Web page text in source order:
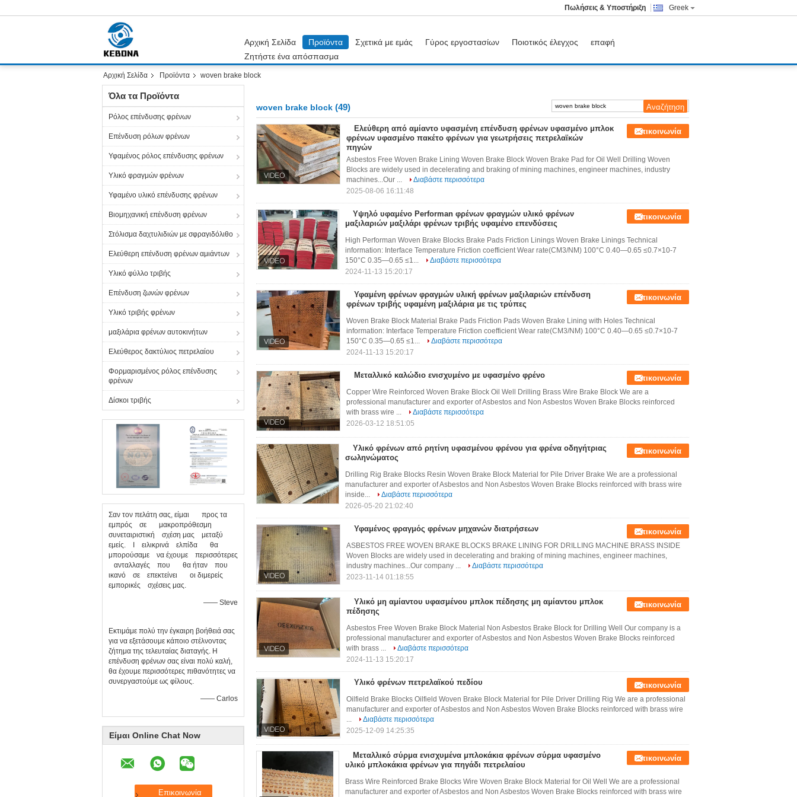
Greek
Πωλήσεις & Υποστήριξη
Αρχική Σελίδα Προϊόντα Σχετικά με εμάς Γύρος εργοστασίων Ποιοτικός έλεγχος
επαφή
Ζητήστε ένα απόσπασμα
Αρχική Σελίδα Προϊόντα woven brake block
Όλα τα Προϊόντα
Ρόλος επένδυσης φρένων
Επένδυση ρόλων φρένων
Υφαμένος ρόλος επένδυσης φρένων
Υλικό φραγμών φρένων
Υφαμένο υλικό επένδυσης φρένων
Βιομηχανική επένδυση φρένων
Στόλισμα δαχτυλιδιών με σφραγιδόλιθο
Ελεύθερη επένδυση φρένων αμιάντων
Υλικό φύλλο τριβής
Επένδυση ζωνών φρένων
Υλικό τριβής φρένων
μαξιλάρια φρένων αυτοκινήτων
Ελεύθερος δακτύλιος πετρελαίου
Φορμαρισμένος ρόλος επένδυσης
φρένων
Δίσκοι τριβής
Σαν τον πελάτη σας, είμαι προς τα
εμπρός σε μακροπρόθεσμη
συνεταιριστική σχέση μας μεταξύ
εμείς. Ι ειλικρινά ελπίδα θα
μπορούσαμε να έχουμε περισσότερες
ανταλλαγές που θα ήταν που
ικανό σε επεκτείνει οι διμερείς
εμπορικές σχέσεις μας.
—— Steve
Εκτιμάμε πολύ την έγκαιρη βοήθειά σας
για να εξετάσουμε κάποιο στέλνοντας
ζήτημα της τελευταίας διαταγής. Η
επένδυση φρένων σας είναι πολύ καλή,
θα έχουμε περισσότερες πιθανότητες να
συνεργαστούμε ως φίλους.
—— Carlos
Είμαι Online Chat Now
woven brake block (49)
Ελεύθερη από αμίαντο υφασμένη επένδυση φρένων υφασμένο μπλοκ
φρένων υφασμένο πακέτο φρένων για γεωτρήσεις πετρελαϊκών
πηγών
Επικοινωνία
Asbestos Free Woven Brake Lining Woven Brake Block Woven Brake Pad for Oil Well Drilling Woven
Blocks are widely used in decelerating and braking of mining machines, engineer machines, industry
machines...Our ...
Διαβάστε περισσότερα
2025-08-06 16:11:48
Υψηλό υφαμένο Performan φρένων φραγμών υλικό φρένων
μαξιλαριών μαξιλάρι φρένων τριβής υφαμένο επενδύσεις
Επικοινωνία
High Performan Woven Brake Blocks Brake Pads Friction Linings Woven Brake Linings Technical
information: Interface Temperature Friction coefficient Wear rate(CM3/NM) 100°C 0.40—0.65 ≤0.7×10-7
150°C 0.35—0.65 ≤1...
Διαβάστε περισσότερα
2024-11-13 15:20:17
Υφαμένη φρένων φραγμών υλική φρένων μαξιλαριών επένδυση
φρένων τριβής υφαμένη μαξιλάρια με τις τρύπες
Επικοινωνία
Woven Brake Block Material Brake Pads Friction Pads Woven Brake Lining with Holes Technical
information: Interface Temperature Friction coefficient Wear rate(CM3/NM) 100°C 0.40—0.65 ≤0.7×10-7
150°C 0.35—0.65 ≤1...
Διαβάστε περισσότερα
2024-11-13 15:20:17
Μεταλλικό καλώδιο ενισχυμένο με υφασμένο φρένο Επικοινωνία
Copper Wire Reinforced Woven Brake Block Oil Well Drilling Brass Wire Brake Block We are a
professional manufacturer and exporter of Asbestos and Non Asbestos Woven Brake Blocks reinforced
with brass wire ...
Διαβάστε περισσότερα
2026-03-12 18:51:05
Υλικό φρένων από ρητίνη υφασμένου φρένου για φρένα οδηγήτριας
σωληνώματος
Επικοινωνία
Drilling Rig Brake Blocks Resin Woven Brake Block Material for Pile Driver Brake We are a professional
manufacturer and exporter of Asbestos and Non Asbestos Woven Brake Blocks reinforced with brass wire
inside...
Διαβάστε περισσότερα
2026-05-20 21:02:40
Υφαμένος φραγμός φρένων μηχανών διατρήσεων Επικοινωνία
ASBESTOS FREE WOVEN BRAKE BLOCKS BRAKE LINING FOR DRILLING MACHINE BRASS INSIDE
Woven Blocks are widely used in decelerating and braking of mining machines, engineer machines,
industry machines...Our company ...
Διαβάστε περισσότερα
2023-11-14 01:18:55
Υλικό μη αμίαντου υφασμένου μπλοκ πέδησης μη αμίαντου μπλοκ
πέδησης
Επικοινωνία
Asbestos Free Woven Brake Block Material Non Asbestos Brake Block for Drilling Well Our company is a
professional manufacturer and exporter of Asbestos and Non Asbestos Woven Brake Blocks reinforced
with brass ...
Διαβάστε περισσότερα
2024-11-13 15:20:17
Υλικό φρένων πετρελαϊκού πεδίου Επικοινωνία
Oilfield Brake Blocks Oilfield Woven Brake Block Material for Pile Driver Drilling Rig​ We are a professional
manufacturer and exporter of Asbestos and Non Asbestos Woven Brake Blocks reinforced with brass wire
...
Διαβάστε περισσότερα
2025-12-09 14:25:35
Μεταλλικό σύρμα ενισχυμένα μπλοκάκια φρένων σύρμα υφασμένο
υλικό μπλοκάκια φρένων για πηγάδι πετρελαίου
Επικοινωνία
Brass Wire Reinforced Brake Blocks Wire Woven Brake Block Material for Oil Well We are a professional
manufacturer and exporter of Asbestos and Non Asbestos Woven Brake Blocks reinforced with brass wire